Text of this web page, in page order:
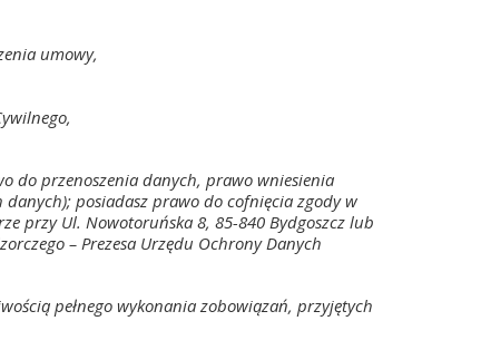
umowy,
do przenoszenia danych, prawo wniesienia
posiadasz prawo do cofnięcia zgody w
przy Ul. Nowotoruńska 8, 85-840 Bydgoszcz lub
– Prezesa Urzędu Ochrony Danych
pełnego wykonania zobowiązań, przyjętych